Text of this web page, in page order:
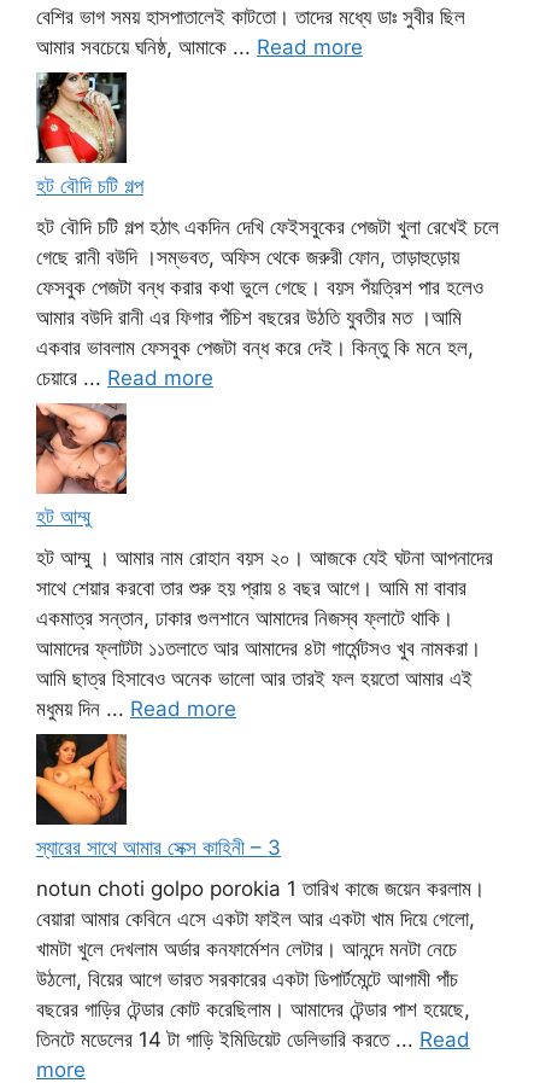
বেশির ভাগ সময় হাসপাতালেই কাটতো। তাদের মধ্যে ডাঃ সুবীর ছিল
আমার সবচেয়ে ঘনিষ্ঠ, আমাকে ... Read more
হট বৌদি চটি গল্প
হট বৌদি চটি গল্প হঠাৎ একদিন দেখি ফেইসবুকের পেজটা খুলা রেখেই চলে
গেছে রানী বউদি ।সম্ভবত, অফিস থেকে জরুরী ফোন, তাড়াহুড়োয়
ফেসবুক পেজটা বন্ধ করার কথা ভুলে গেছে। বয়স পঁয়ত্রিশ পার হলেও
আমার বউদি রানী এর ফিগার পঁচিশ বছরের উঠতি যুবতীর মত ।আমি
একবার ভাবলাম ফেসবুক পেজটা বন্ধ করে দেই। কিন্তু কি মনে হল,
চেয়ারে ... Read more
হট আম্মু
হট আম্মু । আমার নাম রোহান বয়স ২০। আজকে যেই ঘটনা আপনাদের
সাথে শেয়ার করবো তার শুরু হয় প্রায় ৪ বছর আগে। আমি মা বাবার
একমাত্র সন্তান, ঢাকার গুলশানে আমাদের নিজস্ব ফ্লাটে থাকি।
আমাদের ফ্লাটটা ১১তলাতে আর আমাদের ৪টা গার্মেন্টসও খুব নামকরা।
আমি ছাত্র হিসাবেও অনেক ভালো আর তারই ফল হয়তো আমার এই
মধুময় দিন ... Read more
স্যারের সাথে আমার সেক্স কাহিনী – 3
notun choti golpo porokia 1 তারিখ কাজে জয়েন করলাম।
বেয়ারা আমার কেবিনে এসে একটা ফাইল আর একটা খাম দিয়ে গেলো,
খামটা খুলে দেখলাম অর্ডার কনফার্মেশন লেটার। আনন্দে মনটা নেচে
উঠলো, বিয়ের আগে ভারত সরকারের একটা ডিপার্টমেন্টে আগামী পাঁচ
বছরের গাড়ির টেন্ডার কোট করেছিলাম। আমাদের টেন্ডার পাশ হয়েছে,
তিনটে মডেলের 14 টা গাড়ি ইমিডিয়েট ডেলিভারি করতে ... Read
more